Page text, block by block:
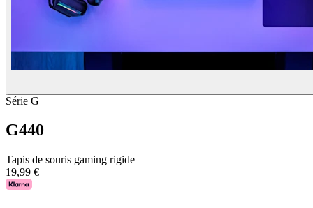
Série G
G440
Tapis de souris gaming rigide
19,99 €